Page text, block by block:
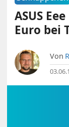
ASUS
Euro bei
Von